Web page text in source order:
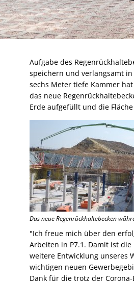
Aufgabe des
speichern und verlangsamt
sechs Meter tiefe Kammer
das neue
Erde aufgefüllt und die
Das neue Regenrückhaltebecken
"Ich freue mich über den
Arbeiten in P7.1. Damit ist
weitere Entwicklung unseres
wichtigen neuen
Dank für die trotz der